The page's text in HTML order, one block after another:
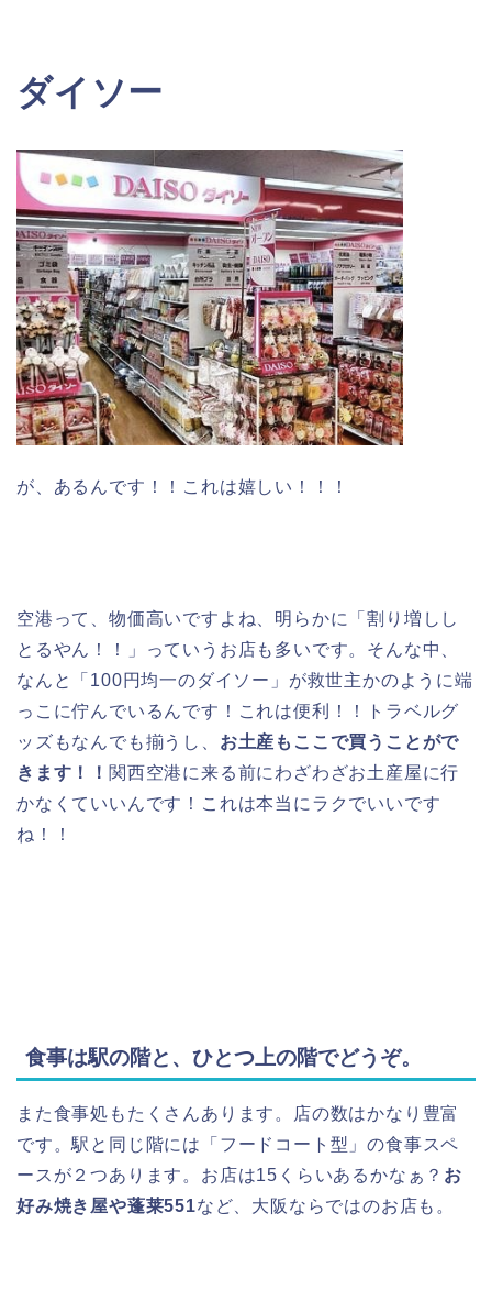
ダイソー
が、あるんです！！これは嬉しい！！！
空港って、物価高いですよね、明らかに「割り増しし
とるやん！！」っていうお店も多いです。そんな中、
なんと「100円均一のダイソー」が救世主かのように端
っこに佇んでいるんです！これは便利！！トラベルグ
ッズもなんでも揃うし、 お土産もここで買うことがで
きます！！ 関西空港に来る前にわざわざお土産屋に行
かなくていいんです！これは本当にラクでいいです
ね！！
食事は駅の階と、ひとつ上の階でどうぞ。
また食事処もたくさんあります。店の数はかなり豊富
です。駅と同じ階には「フードコート型」の食事スペ
ースが２つあります。お店は15くらいあるかなぁ？ お
好み焼き屋や蓬莱551など、大阪ならではのお店も。